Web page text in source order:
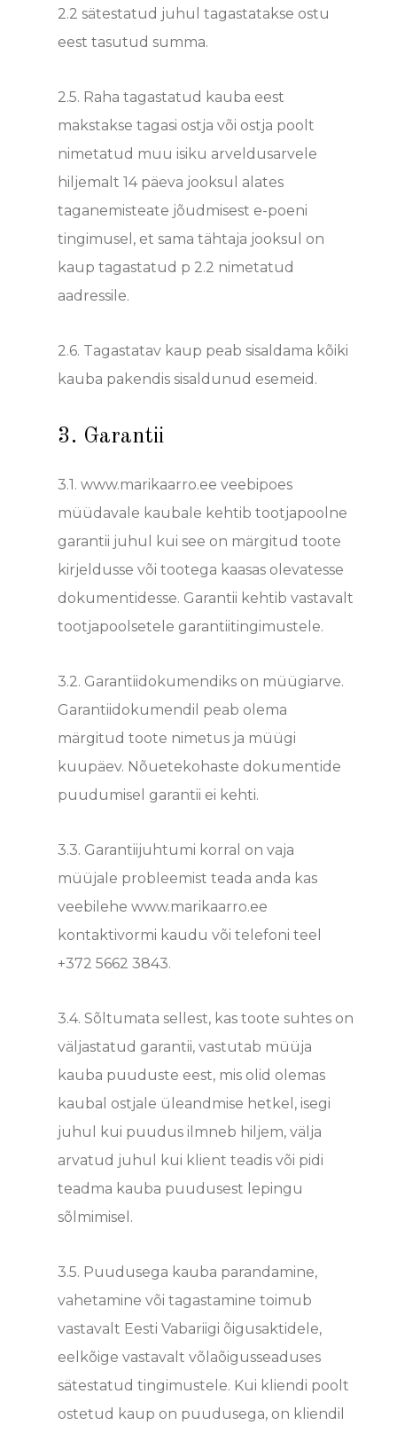
2.2 sätestatud juhul tagastatakse ostu
eest tasutud summa.
2.5. Raha tagastatud kauba eest
makstakse tagasi ostja või ostja poolt
nimetatud muu isiku arveldusarvele
hiljemalt 14 päeva jooksul alates
taganemisteate jõudmisest e-poeni
tingimusel, et sama tähtaja jooksul on
kaup tagastatud p 2.2 nimetatud
aadressile.
2.6. Tagastatav kaup peab sisaldama kõiki
kauba pakendis sisaldunud esemeid.
3. Garantii
3.1. www.marikaarro.ee veebipoes
müüdavale kaubale kehtib tootjapoolne
garantii juhul kui see on märgitud toote
kirjeldusse või tootega kaasas olevatesse
dokumentidesse. Garantii kehtib vastavalt
tootjapoolsetele garantiitingimustele.
3.2. Garantiidokumendiks on müügiarve.
Garantiidokumendil peab olema
märgitud toote nimetus ja müügi
kuupäev. Nõuetekohaste dokumentide
puudumisel garantii ei kehti.
3.3. Garantiijuhtumi korral on vaja
müüjale probleemist teada anda kas
veebilehe www.marikaarro.ee
kontaktivormi kaudu või telefoni teel
+372 5662 3843.
3.4. Sõltumata sellest, kas toote suhtes on
väljastatud garantii, vastutab müüja
kauba puuduste eest, mis olid olemas
kaubal ostjale üleandmise hetkel, isegi
juhul kui puudus ilmneb hiljem, välja
arvatud juhul kui klient teadis või pidi
teadma kauba puudusest lepingu
sõlmimisel.
3.5. Puudusega kauba parandamine,
vahetamine või tagastamine toimub
vastavalt Eesti Vabariigi õigusaktide le,
eelkõige vastavalt võlaõigusseaduses
sätestatud tingimustele. Kui kliendi poolt
ostetud kaup on puudusega, on kliendil